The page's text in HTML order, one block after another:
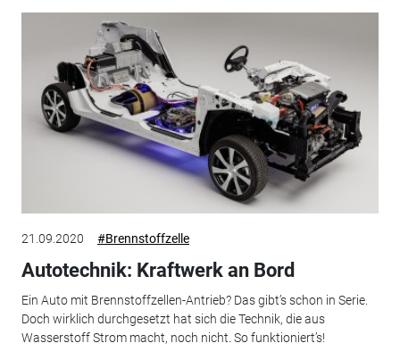
21.09.2020 #Brennstoffzelle
Autotechnik: Kraftwerk an Bord
Ein Auto mit Brennstoffzellen-Antrieb? Das gibt’s schon in Serie.
Doch wirklich durchgesetzt hat sich die Technik, die aus
Wasserstoff Strom macht, noch nicht. So funktioniert’s!